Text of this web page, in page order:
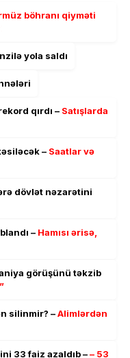
böhranı qiyməti
yola saldı
qırdı – Satışlarda
– Saatlar və
dövlət nəzarətini
– Hamısı ərisə,
görüşünü təkzib
silinmir? –Alimlərdən
33 faiz azaldıb –– 53